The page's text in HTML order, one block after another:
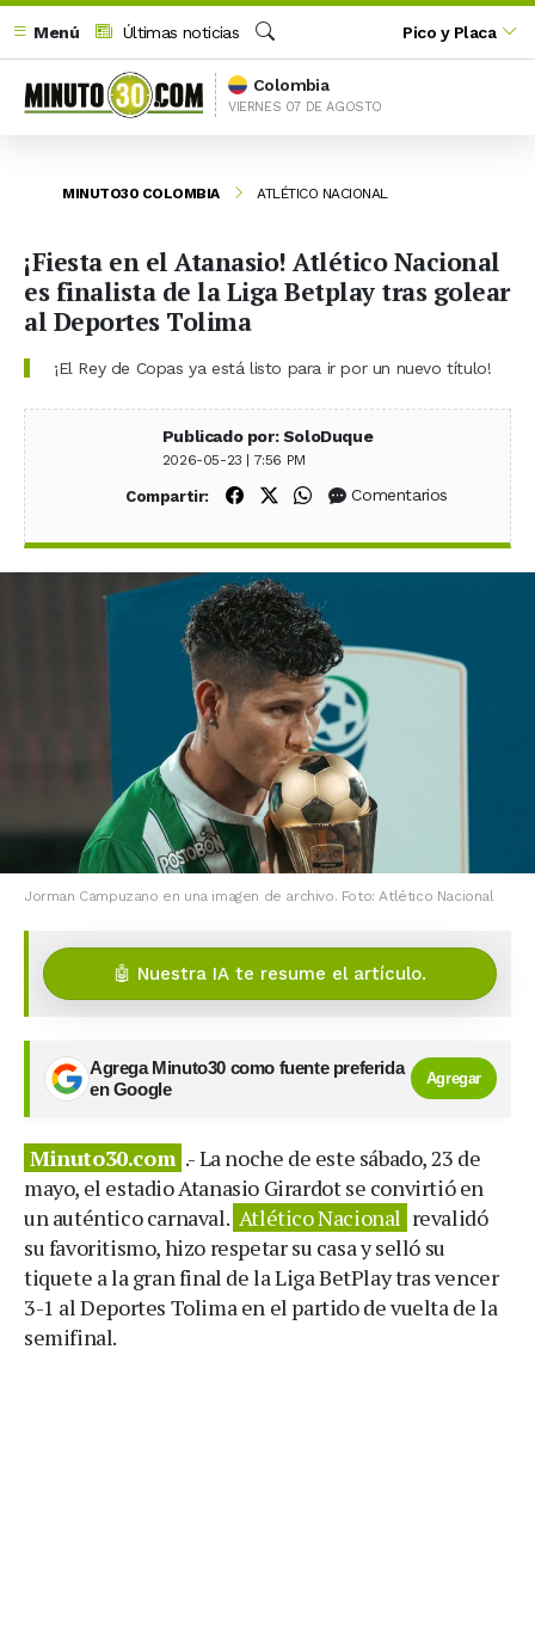
Menú
Últimas noticias
Buscar
Pico y Placa
Colombia
VIERNES 07 DE AGOSTO
MINUTO30 COLOMBIA ATLÉTICO NACIONAL
¡Fiesta en el Atanasio! Atlético Nacional
es finalista de la Liga Betplay tras golear
al Deportes Tolima
¡El Rey de Copas ya está listo para ir por un nuevo título!
Publicado por: SoloDuque
2026-05-23 | 7:56 PM
Compartir: Compartir en Facebook
Compartir en X (Twitter)
Compartir en WhatsApp
Comentarios
Jorman Campuzano en una imagen de archivo. Foto: Atlético Nacional
🤖 Nuestra IA te resume el artículo.
Agrega Minuto30 como fuente preferida
en Google
Agregar
Minuto30.com .- La noche de este sábado, 23 de
mayo, el estadio Atanasio Girardot se convirtió en
un auténtico carnaval. Atlético Nacional revalidó
su favoritismo, hizo respetar su casa y selló su
tiquete a la gran final de la Liga BetPlay tras vencer
3-1 al Deportes Tolima en el partido de vuelta de la
semifinal.